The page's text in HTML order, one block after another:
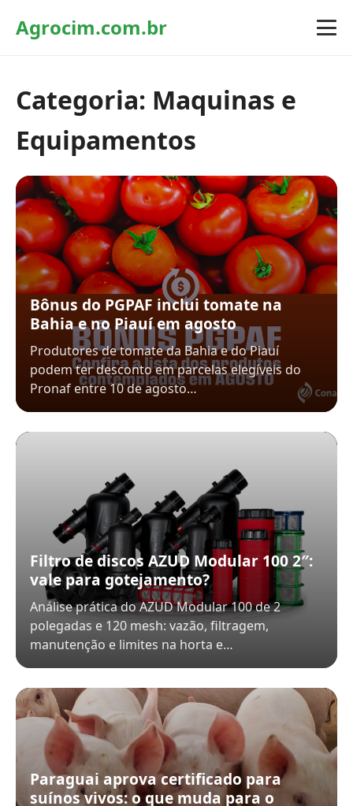
Agrocim.com.br
Categoria: Maquinas e
Equipamentos
Bônus do PGPAF inclui tomate na
Bahia e no Piauí em agosto
Produtores de tomate da Bahia e do Piauí
podem ter desconto em parcelas elegíveis do
Pronaf entre 10 de agosto…
Filtro de discos AZUD Modular 100 2″:
vale para gotejamento?
Análise prática do AZUD Modular 100 de 2
polegadas e 120 mesh: vazão, filtragem,
manutenção e limites na horta e…
Paraguai aprova certificado para
suínos vivos: o que muda para o